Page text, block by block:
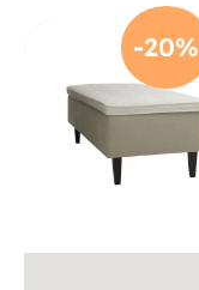
-20%